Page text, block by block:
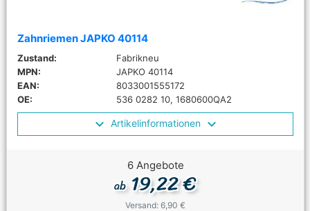
Zahnriemen JAPKO 40114
Zustand:
Fabrikneu
MPN:
JAPKO 40114
EAN:
8033001555172
OE:
536 0282 10, 1680600QA2
Artikelinformationen
6 Angebote
ab19,22 €
Versand: 6,90 €